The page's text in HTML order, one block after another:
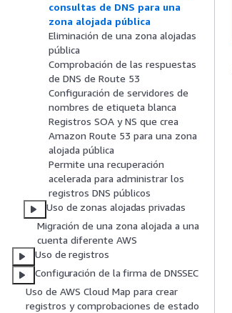
consultas de DNS para una
zona alojada pública
Eliminación de una zona alojadas
pública
Comprobación de las respuestas
de DNS de Route 53
Configuración de servidores de
nombres de etiqueta blanca
Registros SOA y NS que crea
Amazon Route 53 para una zona
alojada pública
Permite una recuperación
acelerada para administrar los
registros DNS públicos
Uso de zonas alojadas privadas
Migración de una zona alojada a una
cuenta diferente AWS
Uso de registros
Configuración de la firma de DNSSEC
Uso de AWS Cloud Map para crear
registros y comprobaciones de estado